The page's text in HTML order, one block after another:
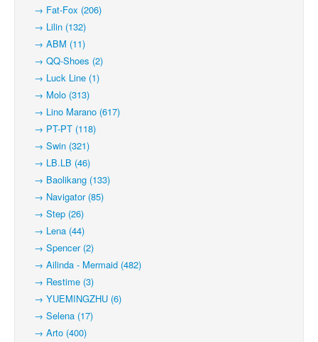
→ Fat-Fox (206)
→ Lilin (132)
→ ABM (11)
→ QQ-Shoes (2)
→ Luck Line (1)
→ Molo (313)
→ Lino Marano (617)
→ PT-PT (118)
→ Swin (321)
→ LB.LB (46)
→ Baolikang (133)
→ Navigator (85)
→ Step (26)
→ Lena (44)
→ Spencer (2)
→ Ailinda - Mermaid (482)
→ Restime (3)
→ YUEMINGZHU (6)
→ Selena (17)
→ Arto (400)